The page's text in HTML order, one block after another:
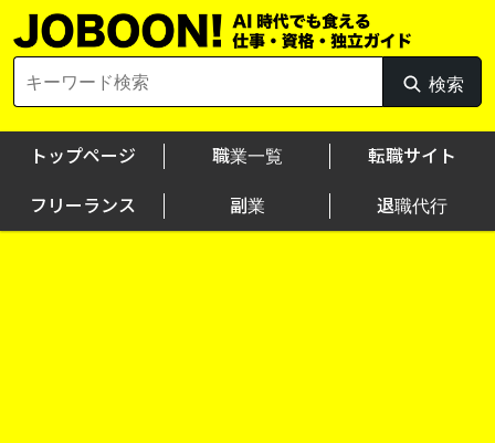
Skip
to
for:
検索
検
索
トップページ 職業一覧 転職サイト
フリーランス 副業 退職代行